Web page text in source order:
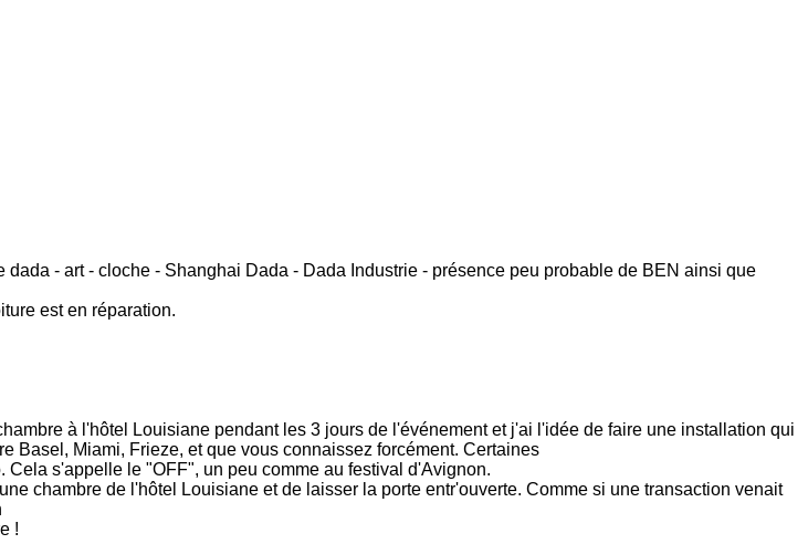
- art - cloche - Shanghai Dada - Dada Industrie - présence peu probable de BEN ainsi que
est en réparation.
à l'hôtel Louisiane pendant les 3 jours de l'événement et j'ai l'idée de faire une installation qui
Basel, Miami, Frieze, et que vous connaissez forcément. Certaines
s'appelle le "OFF", un peu comme au festival d'Avignon.
chambre de l'hôtel Louisiane et de laisser la porte entr'ouverte. Comme si une transaction venait
!